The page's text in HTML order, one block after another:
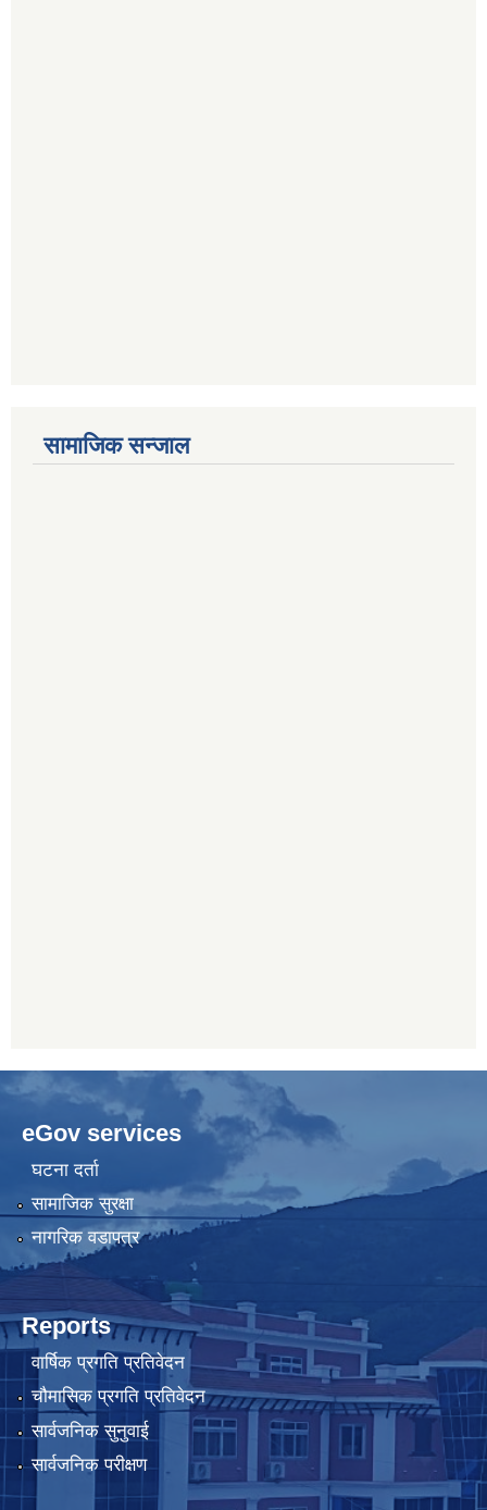
सामाजिक सन्जाल
eGov services
घटना दर्ता
सामाजिक सुरक्षा
नागरिक वडापत्र
Reports
वार्षिक प्रगति प्रतिवेदन
चौमासिक प्रगति प्रतिवेदन
सार्वजनिक सुनुवाई
सार्वजनिक परीक्षण